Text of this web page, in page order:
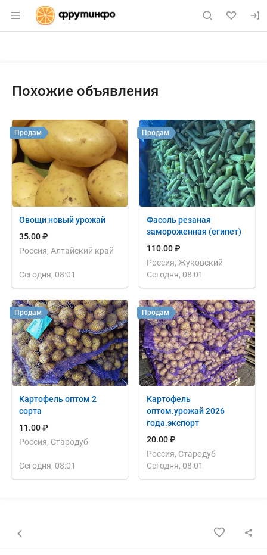
Раздел навигации по сайту fruitinfo.ru
Похожие объявления
Овощи новый урожай
35.00 ₽
Россия, Алтайский край
Сегодня, 08:01
Продам
Фасоль резаная
замороженная (египет)
110.00 ₽
Россия, Жуковский
Сегодня, 08:01
Продам
Картофель оптом 2
сорта
11.00 ₽
Россия, Стародуб
Сегодня, 08:01
Продам
Картофель
оптом.урожай 2026
года.экспорт
20.00 ₽
Россия, Стародуб
Сегодня, 08:01
Продам
Назад к списку объявлений